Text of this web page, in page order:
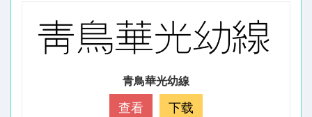
青鳥華光幼線
查看 下载